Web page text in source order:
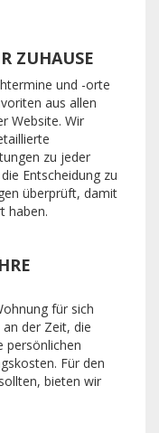
ZUHAUSE
und -orte
aus allen
Website. Wir
zu jeder
Entscheidung zu
überprüft, damit
haben.
für sich
der Zeit, die
persönlichen
Für den
bieten wir